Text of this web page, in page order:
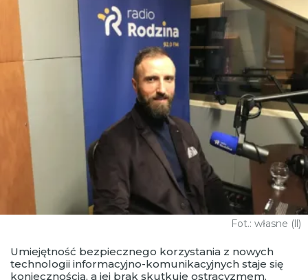
Fot.: własne (ll)
Umiejętność bezpiecznego korzystania z nowych
technologii informacyjno-komunikacyjnych staje się
koniecznością, a jej brak skutkuje ostracyzmem,